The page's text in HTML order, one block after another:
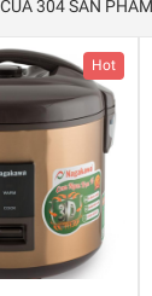
304 SẢN PHẨM
Hot